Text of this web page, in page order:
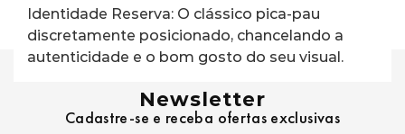
Identidade Reserva: O clássico pica-pau
discretamente posicionado, chancelando a
autenticidade e o bom gosto do seu visual.
Newsletter
Cadastre-se e receba ofertas exclusivas